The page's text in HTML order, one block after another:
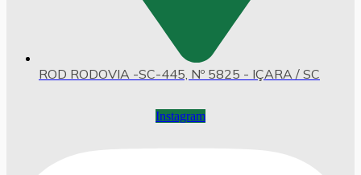
ROD RODOVIA -SC-445, Nº 5825 - IÇARA / SC
Instagram